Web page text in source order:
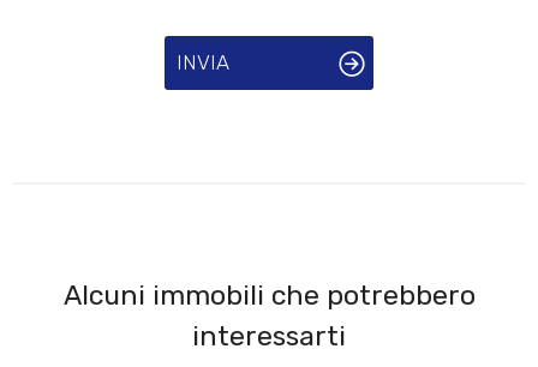
INVIA
Alcuni immobili che potrebbero
interessarti